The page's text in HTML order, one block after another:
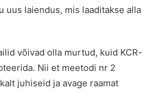
uus laiendus, mis laaditakse alla
võivad olla murtud, kuid KCR-
Nii et meetodi nr 2
juhiseid ja avage raamat